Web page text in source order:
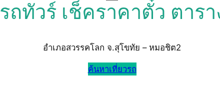
ถทัวร์ เช็คราคาตั๋ว ตารา
อำเภอสวรรคโลก จ.สุโขทัย – หมอชิต2
ค้นหาเที่ยวรถ